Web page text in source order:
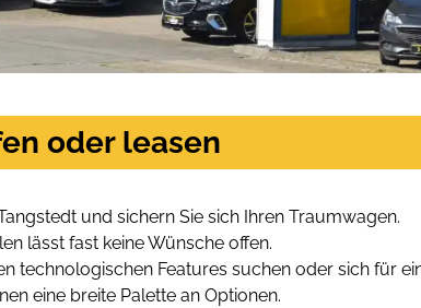
oder leasen
und sichern Sie sich Ihren Traumwagen.
lässt fast keine Wünsche offen.
technologischen Features suchen oder sich für
eine breite Palette an Optionen.